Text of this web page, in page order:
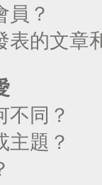
員？
表的文章
不同？
主題？